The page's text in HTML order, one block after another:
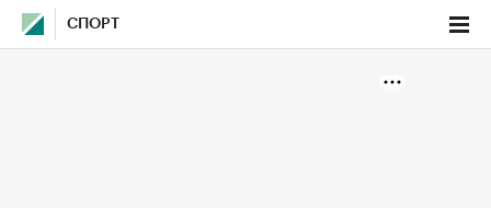
СПОРТ